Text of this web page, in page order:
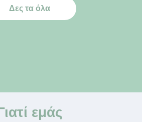
Δες τα όλα
εμάς